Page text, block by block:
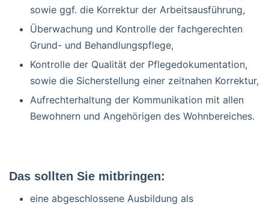
sowie ggf. die Korrektur der Arbeitsausführung,
Überwachung und Kontrolle der fachgerechten
Grund- und Behandlungspflege,
Kontrolle der Qualität der Pflegedokumentation,
sowie die Sicherstellung einer zeitnahen Korrektur,
Aufrechterhaltung der Kommunikation mit allen
Bewohnern und Angehörigen des Wohnbereiches.
Das sollten Sie mitbringen:
eine abgeschlossene Ausbildung als